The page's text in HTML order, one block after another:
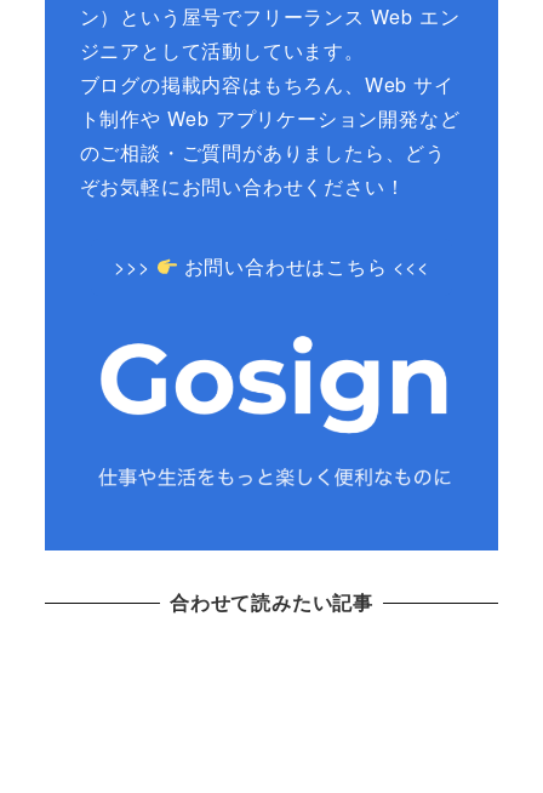
ン）という屋号でフリーランス Web エン
ジニアとして活動しています。
ブログの掲載内容はもちろん、Web サイ
ト制作や Web アプリケーション開発など
のご相談・ご質問がありましたら、どう
ぞお気軽にお問い合わせください！
>>> お問い合わせはこちら <<<
合わせて読みたい記事